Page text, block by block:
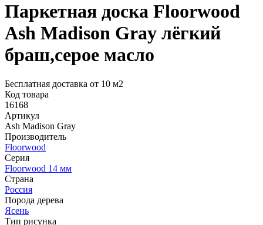
Паркетная доска Floorwood
Ash Madison Gray лёгкий
браш,серое масло
Бесплатная доставка от 10 м2
Код товара
16168
Артикул
Ash Madison Gray
Производитель
Floorwood
Серия
Floorwood 14 мм
Страна
Россия
Порода дерева
Ясень
Тип рисунка